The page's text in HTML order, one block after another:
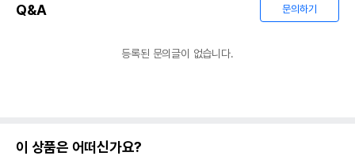
Q&A 문의하기
등록된 문의글이 없습니다.
이 상품은 어떠신가요?